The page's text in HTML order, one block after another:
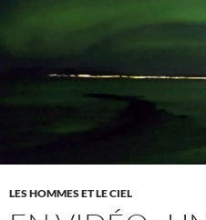
LES HOMMES ET LE CIEL